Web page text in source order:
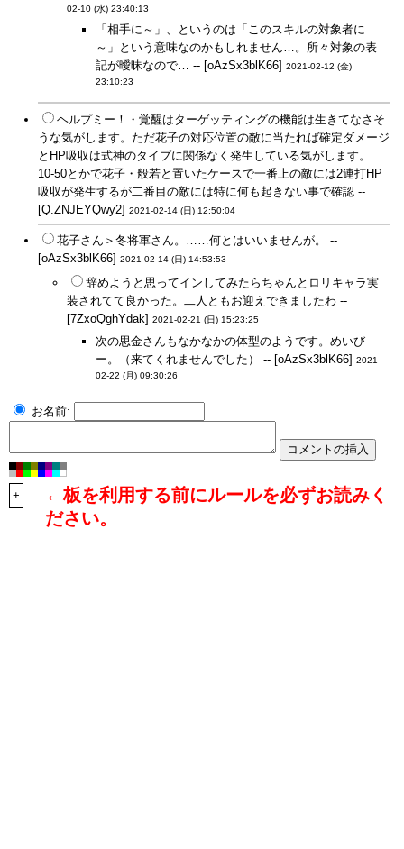
02-10 (水) 23:40:13
「相手に～」、というのは「このスキルの対象者に
～」という意味なのかもしれません…。所々対象の表
記が曖昧なので… -- [oAzSx3blK66] 2021-02-12 (金)
23:10:23
ヘルプミー！・覚醒はターゲッティングの機能は生きてなさそ
うな気がします。ただ花子の対応位置の敵に当たれば確定ダメージ
とHP吸収は式神のタイプに関係なく発生している気がします。
10-50とかで花子・般若と置いたケースで一番上の敵には2連打HP
吸収が発生するが二番目の敵には特に何も起きない事で確認 --
[Q.ZNJEYQwy2] 2021-02-14 (日) 12:50:04
花子さん＞冬将軍さん。……何とはいいませんが。 --
[oAzSx3blK66] 2021-02-14 (日) 14:53:53
辞めようと思ってインしてみたらちゃんとロリキャラ実
装されてて良かった。二人ともお迎えできましたわ --
[7ZxoQghYdak] 2021-02-21 (日) 15:23:25
次の思金さんもなかなかの体型のようです。めいび
ー。（来てくれませんでした） -- [oAzSx3blK66] 2021-
02-22 (月) 09:30:26
お名前:
+
←板を利用する前にルールを必ずお読みく
ださい。